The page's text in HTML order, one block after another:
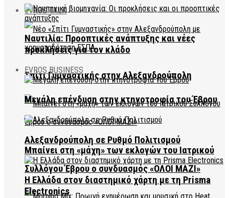
EVROS TALK
Σπίτι Γυμναστικής στην Αλεξανδρούπολη
Μπαίνει στη «μάχη» των εκλογών του Ιατρικού
Συλλόγου Έβρου ο συνδυασμός «ΟΛΟΙ ΜΑΖΙ»
Ναυτιλία: Προοπτικές ανάπτυξης και νέες
προκλήσεις για τον κλάδο
EVROS BUSINESS
Μεγάλη επένδυση στην κτηνοτροφία του Έβρου
Αλεξανδρούπολη σε Ρυθμό Πολιτισμού
Η Ελλάδα στον διαστημικό χάρτη με τη Prisma
Electronics